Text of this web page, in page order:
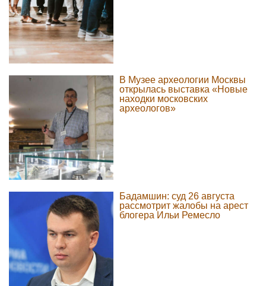
В Музее археологии Москвы
открылась выставка «Новые
находки московских
археологов»
Бадамшин: суд 26 августа
рассмотрит жалобы на арест
блогера Ильи Ремесло